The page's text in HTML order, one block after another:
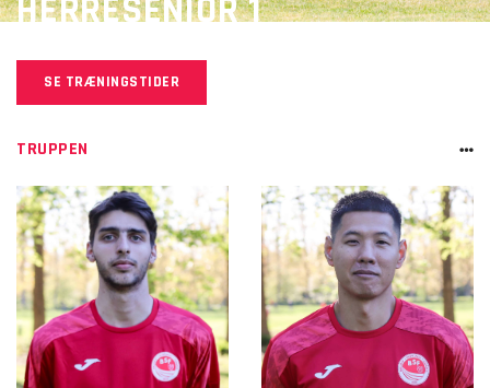
HERRESENIOR 1
SE TRÆNINGSTIDER
TRUPPEN